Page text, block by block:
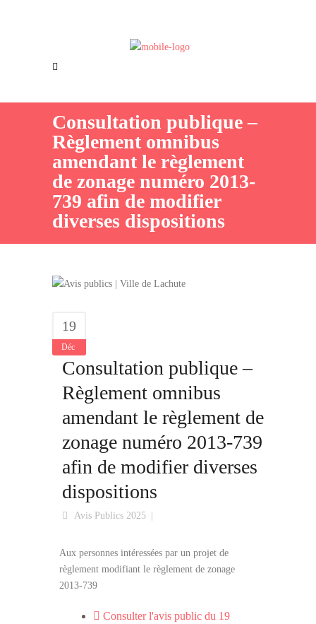
Offres d’emploi
Consultation publique –
Règlement omnibus
amendant le règlement
de zonage numéro 2013-
739 afin de modifier
diverses dispositions
19
Déc
Consultation publique –
Règlement omnibus
amendant le règlement de
zonage numéro 2013-739
afin de modifier diverses
dispositions
Avis Publics 2025
Aux personnes intéressées par un projet de
règlement modifiant le règlement de zonage
2013-739
Consulter l'avis public du 19